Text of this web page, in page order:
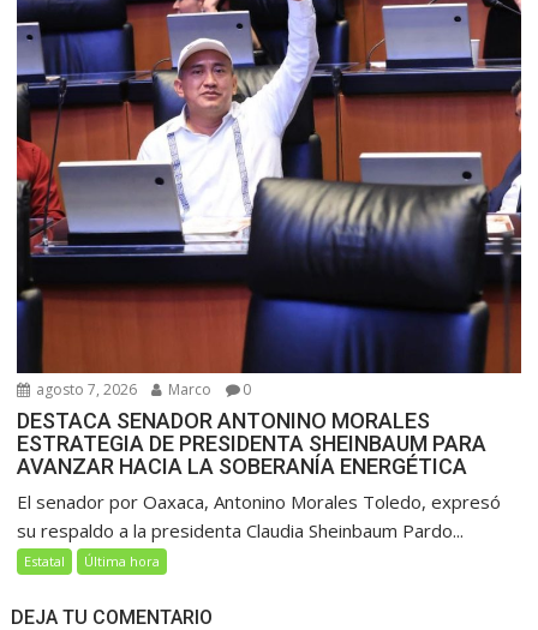
agosto 7, 2026 Marco 0
DESTACA SENADOR ANTONINO MORALES
ESTRATEGIA DE PRESIDENTA SHEINBAUM PARA
AVANZAR HACIA LA SOBERANÍA ENERGÉTICA
El senador por Oaxaca, Antonino Morales Toledo, expresó
su respaldo a la presidenta Claudia Sheinbaum Pardo...
Estatal Última hora
DEJA TU COMENTARIO